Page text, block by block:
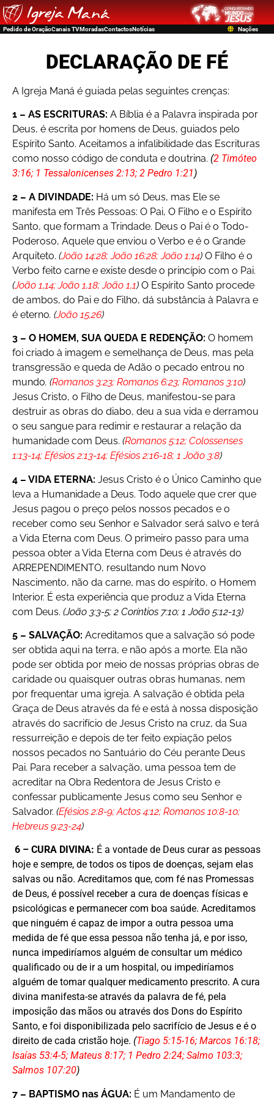
Pedido de OraçãoCanais TVMoradasContactosNotícias Nações
DECLARAÇÃO DE FÉ
A Igreja Maná é guiada pelas seguintes crenças:
1 – AS ESCRITURAS: A Bíblia é a Palavra inspirada por
Deus, é escrita por homens de Deus, guiados pelo
Espírito Santo. Aceitamos a infalibilidade das Escrituras
como nosso código de conduta e doutrina. (2 Timóteo
3:16; 1 Tessalonicenses 2:13; 2 Pedro 1:21)
2 – A DIVINDADE: Há um só Deus, mas Ele se
manifesta em Três Pessoas: O Pai, O Filho e o Espírito
Santo, que formam a Trindade. Deus o Pai é o Todo-
Poderoso, Aquele que enviou o Verbo e é o Grande
Arquiteto. (João 14:28; João 16:28; João 1:14) O Filho é o
Verbo feito carne e existe desde o princípio com o Pai.
(João 1,14; João 1,18; João 1,1) O Espírito Santo procede
de ambos, do Pai e do Filho, dá substância à Palavra e
é eterno. (João 15,26)
3 – O HOMEM, SUA QUEDA E REDENÇÃO: O homem
foi criado à imagem e semelhança de Deus, mas pela
transgressão e queda de Adão o pecado entrou no
mundo. (Romanos 3:23; Romanos 6:23; Romanos 3:10)
Jesus Cristo, o Filho de Deus, manifestou-se para
destruir as obras do diabo, deu a sua vida e derramou
o seu sangue para redimir e restaurar a relação da
humanidade com Deus. (Romanos 5:12; Colossenses
1:13-14; Efésios 2:13-14; Efésios 2:16-18; 1 João 3:8)
4 – VIDA ETERNA: Jesus Cristo é o Único Caminho que
leva a Humanidade a Deus. Todo aquele que crer que
Jesus pagou o preço pelos nossos pecados e o
receber como seu Senhor e Salvador será salvo e terá
a Vida Eterna com Deus. O primeiro passo para uma
pessoa obter a Vida Eterna com Deus é através do
ARREPENDIMENTO, resultando num Novo
Nascimento, não da carne, mas do espírito, o Homem
Interior. É esta experiência que produz a Vida Eterna
com Deus. (João 3:3-5; 2 Coríntios 7:10; 1 João 5:12-13)
5 – SALVAÇÃO: Acreditamos que a salvação só pode
ser obtida aqui na terra, e não após a morte. Ela não
pode ser obtida por meio de nossas próprias obras de
caridade ou quaisquer outras obras humanas, nem
por frequentar uma igreja. A salvação é obtida pela
Graça de Deus através da fé e está à nossa disposição
através do sacrifício de Jesus Cristo na cruz, da Sua
ressurreição e depois de ter feito expiação pelos
nossos pecados no Santuário do Céu perante Deus
Pai. Para receber a salvação, uma pessoa tem de
acreditar na Obra Redentora de Jesus Cristo e
confessar publicamente Jesus como seu Senhor e
Salvador. (Efésios 2:8-9; Actos 4:12; Romanos 10:8-10;
Hebreus 9:23-24)
6 – CURA DIVINA: É a vontade de Deus curar as pessoas
hoje e sempre, de todos os tipos de doenças, sejam elas
salvas ou não. Acreditamos que, com fé nas Promessas
de Deus, é possível receber a cura de doenças físicas e
psicológicas e permanecer com boa saúde. Acreditamos
que ninguém é capaz de impor a outra pessoa uma
medida de fé que essa pessoa não tenha já, e por isso,
nunca impediríamos alguém de consultar um médico
qualificado ou de ir a um hospital, ou impediríamos
alguém de tomar qualquer medicamento prescrito. A cura
divina manifesta-se através da palavra de fé, pela
imposição das mãos ou através dos Dons do Espírito
Santo, e foi disponibilizada pelo sacrifício de Jesus e é o
direito de cada cristão hoje. (Tiago 5:15-16; Marcos 16:18;
Isaías 53:4-5; Mateus 8:17; 1 Pedro 2:24; Salmo 103:3;
Salmos 107:20)
7 – BAPTISMO nas ÁGUA: É um Mandamento de